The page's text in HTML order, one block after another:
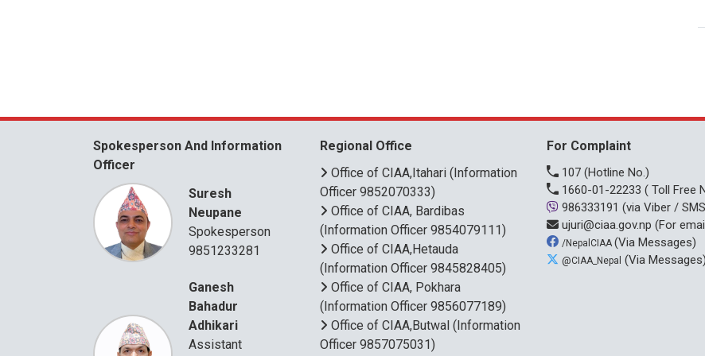
Spokesperson And Information
Officer
Suresh
Neupane
Spokesperson
9851233281
Ganesh
Bahadur
Adhikari
Assistant
Regional Office
Office of CIAA,Itahari (Information
Officer 9852070333)
Office of CIAA, Bardibas
(Information Officer 9854079111)
Office of CIAA,Hetauda
(Information Officer 9845828405)
Office of CIAA, Pokhara
(Information Officer 9856077189)
Office of CIAA,Butwal (Information
Officer 9857075031)
For Complaint
107 (Hotline No.)
1660-01-22233 ( Toll Free
986333191 (via Viber /
ujuri@ciaa.gov.np (For
/NepalCIAA (Via Messages)
@CIAA_Nepal (Via Messages)